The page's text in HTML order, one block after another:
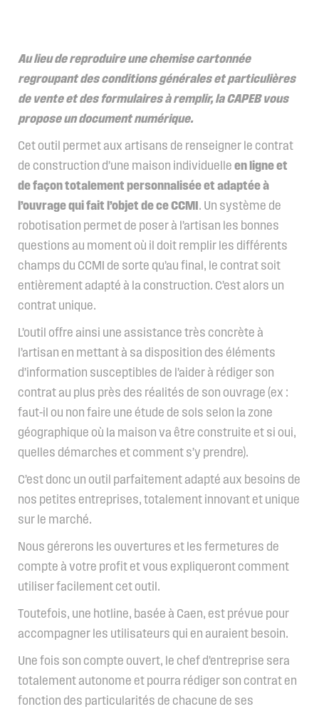
Au lieu de reproduire une chemise cartonnée
regroupant des conditions générales et particulières
de vente et des formulaires à remplir, la CAPEB vous
propose un document numérique.
Cet outil permet aux artisans de renseigner le contrat
de construction d’une maison individuelle en ligne et
de façon totalement personnalisée et adaptée à
l’ouvrage qui fait l’objet de ce CCMI. Un système de
robotisation permet de poser à l’artisan les bonnes
questions au moment où il doit remplir les différents
champs du CCMI de sorte qu’au final, le contrat soit
entièrement adapté à la construction. C’est alors un
contrat unique.
L’outil offre ainsi une assistance très concrète à
l’artisan en mettant à sa disposition des éléments
d’information susceptibles de l’aider à rédiger son
contrat au plus près des réalités de son ouvrage (ex :
faut-il ou non faire une étude de sols selon la zone
géographique où la maison va être construite et si oui,
quelles démarches et comment s’y prendre).
C’est donc un outil parfaitement adapté aux besoins de
nos petites entreprises, totalement innovant et unique
sur le marché.
Nous gérerons les ouvertures et les fermetures de
compte à votre profit et vous expliqueront comment
utiliser facilement cet outil.
Toutefois, une hotline, basée à Caen, est prévue pour
accompagner les utilisateurs qui en auraient besoin.
Une fois son compte ouvert, le chef d’entreprise sera
totalement autonome et pourra rédiger son contrat en
fonction des particularités de chacune de ses